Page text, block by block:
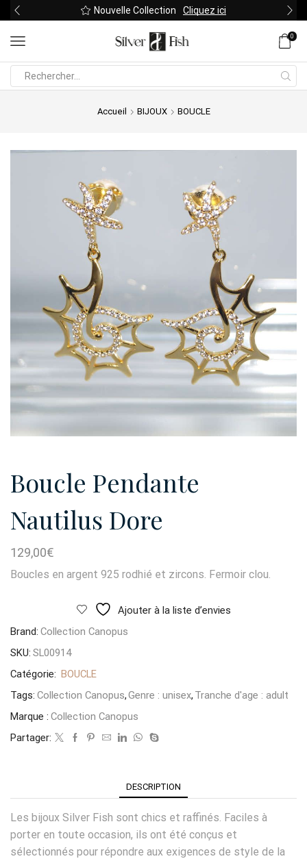
Nouvelle Collection Cliquez ici
0
Accueil BIJOUX BOUCLE
Boucle Pendante
Nautilus Dore
129,00€
Boucles en argent 925 rodhié et zircons. Fermoir clou.
Ajouter à la liste d’envies
Brand: Collection Canopus
SKU: SL00914
Catégorie: BOUCLE
Tags: Collection Canopus,Genre : unisex, Tranche d'age : adult
Marque : Collection Canopus
Partager:
DESCRIPTION
Les bijoux Silver Fish sont chics et raffinés. Faciles à
porter en toute occasion, ils ont été conçus et
sélectionnés pour répondre aux exigences de style de la